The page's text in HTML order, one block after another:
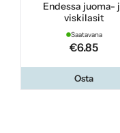
Endessa juoma-
viskilasit
Saatavana
€6.85
Osta